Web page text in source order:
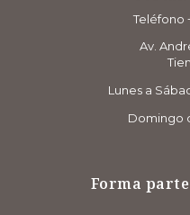
Teléfono
Av.
Lunes a
Domingo
Forma